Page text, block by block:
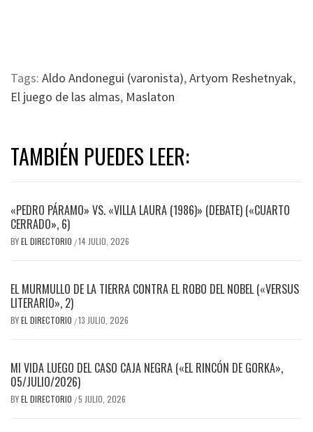
Tags: Aldo Andonegui (varonista),Artyom Reshetnyak,
El juego de las almas, Maslaton
TAMBIÉN PUEDES LEER:
«PEDRO PÁRAMO» VS. «VILLA LAURA (1986)» (DEBATE) («CUARTO
CERRADO», 6)
BYEL DIRECTORIO /14 JULIO, 2026
EL MURMULLO DE LA TIERRA CONTRA EL ROBO DEL NOBEL («VERSUS
LITERARIO», 2)
BYEL DIRECTORIO /13 JULIO, 2026
MI VIDA LUEGO DEL CASO CAJA NEGRA («EL RINCÓN DE GORKA»,
05/JULIO/2026)
BYEL DIRECTORIO /5 JULIO, 2026